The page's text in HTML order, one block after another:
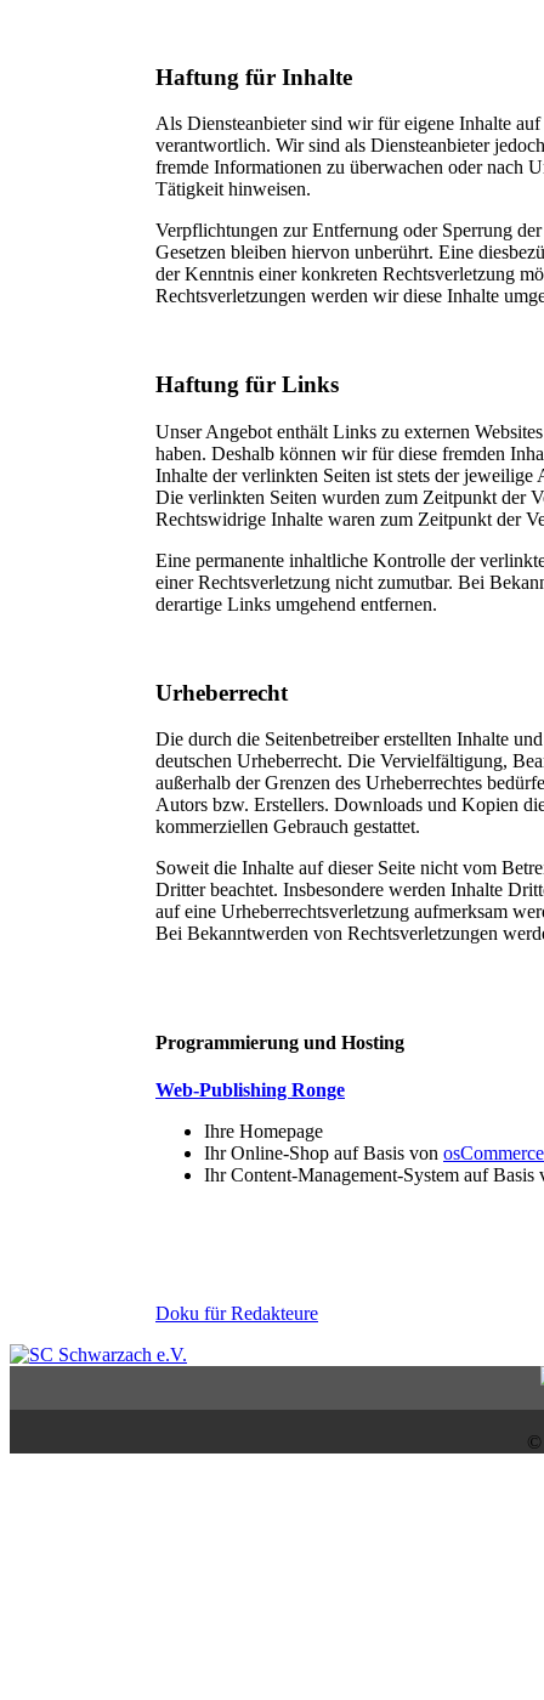
Haftung für Inhalte
Als Diensteanbieter sind wir für eigene Inhalte
verantwortlich. Wir sind als Diensteanbieter
fremde Informationen zu überwachen oder nach
Tätigkeit hinweisen.
Verpflichtungen zur Entfernung oder Sperrung
Gesetzen bleiben hiervon unberührt. Eine
der Kenntnis einer konkreten Rechtsverletzung
Rechtsverletzungen werden wir diese Inhalte
Haftung für Links
Unser Angebot enthält Links zu externen
haben. Deshalb können wir für diese fremden
Inhalte der verlinkten Seiten ist stets der
Die verlinkten Seiten wurden zum Zeitpunkt der
Rechtswidrige Inhalte waren zum Zeitpunkt der
Eine permanente inhaltliche Kontrolle der
einer Rechtsverletzung nicht zumutbar. Bei
derartige Links umgehend entfernen.
Urheberrecht
Die durch die Seitenbetreiber erstellten Inhalte
deutschen Urheberrecht. Die Vervielfältigung,
außerhalb der Grenzen des Urheberrechtes
Autors bzw. Erstellers. Downloads und Kopien
kommerziellen Gebrauch gestattet.
Soweit die Inhalte auf dieser Seite nicht vom
Dritter beachtet. Insbesondere werden Inhalte
auf eine Urheberrechtsverletzung aufmerksam
Bei Bekanntwerden von Rechtsverletzungen
Programmierung und Hosting
Web-Publishing Ronge
Ihre Homepage
Ihr Online-Shop auf Basis von osCommerce
Ihr Content-Management-System auf Basis
Doku für Redakteure
©